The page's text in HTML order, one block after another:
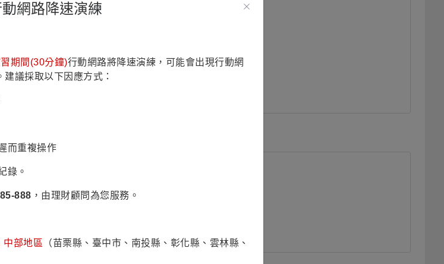
融商品增加曝險。
聚焦優質標的。
網路降速演練
期間(30分鐘)行動網路將降速演練，可能會出現行動網
議採取以下因應方式：
而重複操作
錄。
888 ，由理財顧問為您服務。
部地區
（苗栗縣、臺中市、南投縣、彰化縣、雲林縣、